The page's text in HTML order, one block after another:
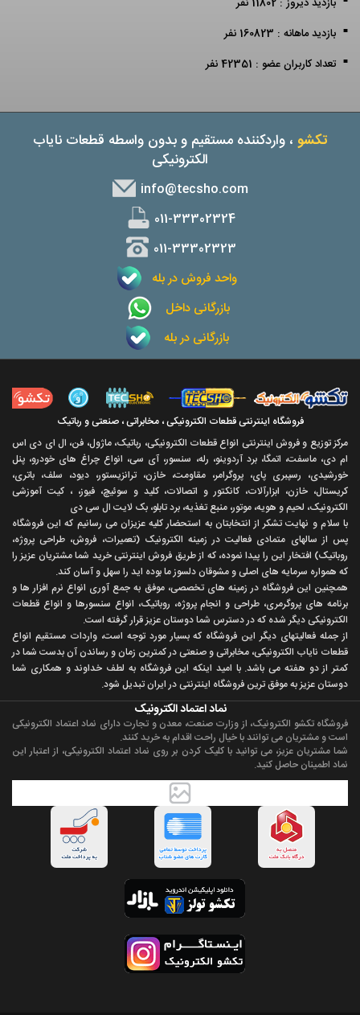
بازدید ماهانه : 160823 نفر
تعداد کاربران عضو : 42351 نفر
تکشو ، واردکننده مستقیم و بدون واسطه قطعات نایاب
الکترونیکی
info@tecsho.com
011-33302324
011-33302323
واحد فروش در بله
بازرگانی داخل
بازرگانی در بله
فروشگاه اینترنتی قطعات الکترونیکی ، مخابراتی ، صنعتی و رباتیک
مرکز توزیع و فروش اینترنتی انواع قطعات الکترونیکی، رباتیک، ماژول، فن، ال ای دی اس
ام دی، ماسفت، اتمگا، برد آردوینو، رله، سنسور، آی سی، انواع چراغ های خودرو، پنل
خورشیدی، رسپبری پای، پروگرامر، مقاومت، خازن، ترانزیستور، دیود، سلف، باتری،
کریستال، خازن، ابزارآلات، کانکتور و اتصالات، کلید و سوئیچ، فیوز، ، کیت آموزشی
الکترونیک، لحیم و هویه، موتور، منبع تغذیه، برد تابلو، بک لایت ال سی دی
با سلام و نهايت تشکر از انتخابتان به استحضار کليه عزيزان می رسانيم که اين فروشگاه
پس از سالهای متمادی فعاليت در زمينه الکترونيک (تعميرات، فروش، طراحی پروژه،
روباتيک) افتخار اين را پيدا نموده، که از طريق فروش اينترنتی خريد شما مشتريان عزيز را
که همواره سرمايه های اصلی و مشوقان دلسوز ما بوده ايد را سهل و آسان کند.
همچنين اين فروشگاه در زمينه های تخصصی، موفق به جمع آوری انواع نرم افزار ها و
برنامه های پروگرمری، طراحی و انجام پروژه، روباتيک، انواع سنسورها و انواع قطعات
الکترونيکی ديگر شده که در دسترس شما دوستان عزيز قرار گرفته است.
از جمله فعاليتهای ديگر اين فروشگاه که بسيار مورد توجه است، واردات مستقیم انواع
قطعات ناياب الکترونيکی، مخابراتی و صنعتی در کمترين زمان و رساندن آن بدست شما در
کمتر از دو هفته می باشد. با اميد اينکه اين فروشگاه به لطف خداوند و همکاری شما
دوستان عزيز به موفق ترين فروشگاه اینترنتی در ایران تبديل شود.
نماد اعتماد الکترونیک
فروشگاه تکشو الکترونیک، از وزارت صنعت، معدن و تجارت دارای نماد اعتماد الکترونیکی
است و مشتریان می توانند با خیال راحت اقدام به خرید کنند.
شما مشتریان عزیز، می توانید با کلیک کردن بر روی نماد اعتماد الکترونیکی، از اعتبار این
نماد اطمینان حاصل کنید.